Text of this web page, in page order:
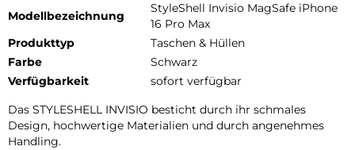
Modellbezeichnung
StyleShell Invisio MagSafe iPhone
16 Pro Max
Produkttyp
Taschen & Hüllen
Farbe
Schwarz
Verfügbarkeit
sofort verfügbar
Das STYLESHELL INVISIO besticht durch ihr schmales
Design, hochwertige Materialien und durch angenehmes
Handling.